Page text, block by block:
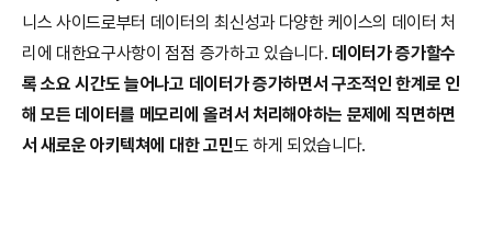
니스 사이드로부터 데이터의 최신성과 다양한 케이스의 데이터 처
리에 대한요구사항이 점점 증가하고 있습니다. 데이터가 증가할수
록 소요 시간도 늘어나고 데이터가 증가하면서 구조적인 한계로 인
해 모든 데이터를 메모리에 올려서 처리해야하는 문제에 직면하면
서 새로운 아키텍쳐에 대한 고민도 하게 되었습니다.